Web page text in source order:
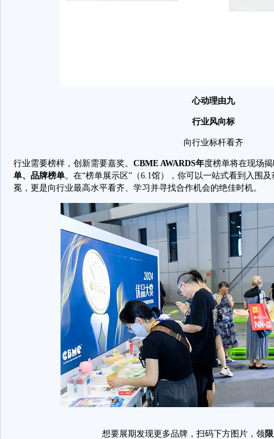
心动理由九
行业风向标
向行业标杆看齐
行业需要榜样，创新需要嘉奖。 CBME AWARDS年度榜单将在现场
单、品牌榜单。在“榜单展示区”（6.1馆），你可以一站式看到入围
冕，更是向行业最高水平看齐、学习并寻找合作机会的绝佳时机。
想要展期发现更多品牌，扫码下方图片，领